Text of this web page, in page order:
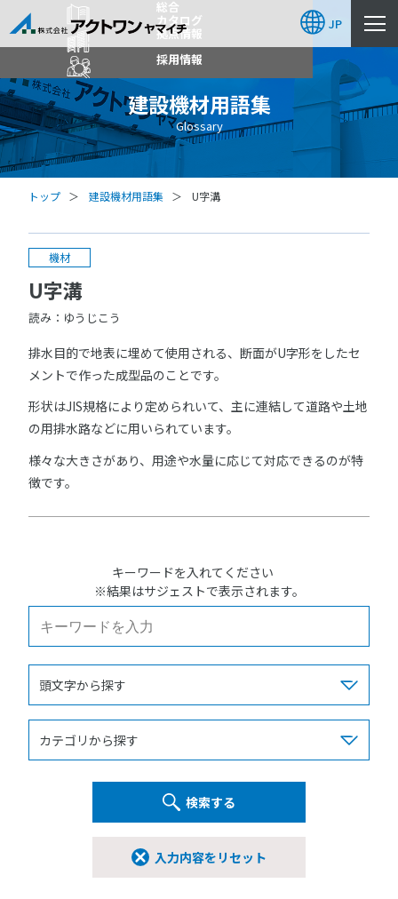
総合
カタログ
拠点情報
採用情報
JP
建設機材用語集
Glossary
トップ 建設機材用語集 U字溝
機材
U字溝
読み：ゆうじこう
排水目的で地表に埋めて使用される、断面がU字形をしたセ
メントで作った成型品のことです。
形状はJIS規格により定められいて、主に連結して道路や土地
の用排水路などに用いられています。
様々な大きさがあり、用途や水量に応じて対応できるのが特
徴です。
キーワードを入れてください
※結果はサジェストで表示されます。
入力内容をリセット
検索する